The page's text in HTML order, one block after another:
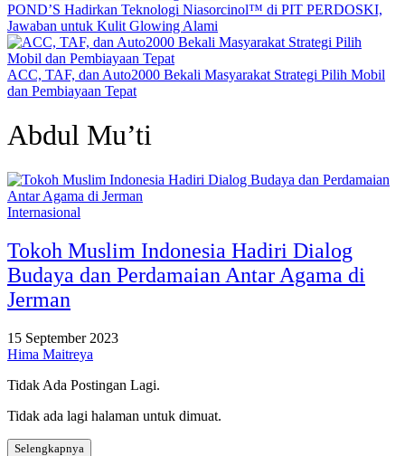
POND’S Hadirkan Teknologi Niasorcinol™ di PIT PERDOSKI,
Jawaban untuk Kulit Glowing Alami
ACC, TAF, dan Auto2000 Bekali Masyarakat Strategi Pilih Mobil
dan Pembiayaan Tepat
Abdul Mu’ti
Internasional
Tokoh Muslim Indonesia Hadiri Dialog
Budaya dan Perdamaian Antar Agama di
Jerman
15 September 2023
Hima Maitreya
Tidak Ada Postingan Lagi.
Tidak ada lagi halaman untuk dimuat.
Selengkapnya